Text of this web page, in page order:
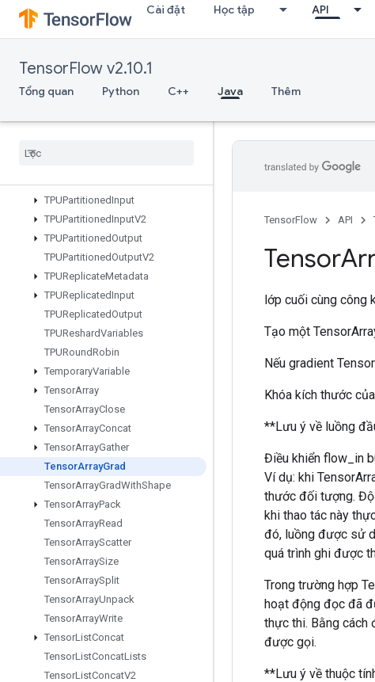
Cài đặt Học tập API
TensorFlow v2.10.1
Tổng quan Python C++ Java Thêm
Sum
SwitchCond
TFRecordDatasetV2
TPUCompilationResult
TPUEmbeddingActivations
TPUPartitionedInput
TPUPartitionedInputV2
TPUPartitionedOutput
TPUPartitionedOutputV2
TPUReplicateMetadata
TPUReplicatedInput
TPUReplicatedOutput
TPUReshardVariables
TPURoundRobin
TemporaryVariable
TensorArray
TensorArrayClose
TensorArrayConcat
TensorArrayGather
TensorArrayGrad
TensorArrayGradWithShape
TensorArrayPack
TensorArrayRead
TensorArrayScatter
TensorArraySize
TensorArraySplit
TensorArrayUnpack
TensorArrayWrite
TensorListConcat
TensorListConcatLists
TensorListConcatV2
TensorFlow API
Tensor
lớp cuối cùng công
Tạo một
Nếu gradient
Khóa kích thước
**Lưu ý về luồng
Điều khiển flow_in
Ví dụ: khi
thước đối tượng. Độ
khi thao tác này
đó, luồng được sử
quá trình ghi được
Trong trường hợp
hoạt động đọc đã
thực thi. Bằng cách
được gọi.
**Lưu ý về thuộc